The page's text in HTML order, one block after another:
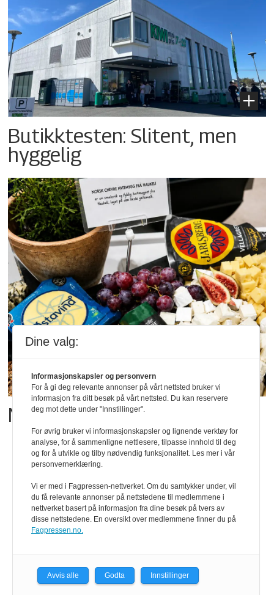
Butikktesten: Slitent, men
hyggelig
Matgledefinalistene er klare
Dine valg:
Informasjonskapsler og personvern
For å gi deg relevante annonser på vårt nettsted bruker vi
informasjon fra ditt besøk på vårt nettsted. Du kan reservere
deg mot dette under "Innstillinger".
For øvrig bruker vi informasjonskapsler og lignende verktøy for
analyse, for å sammenligne nettlesere, tilpasse innhold til deg
og for å utvikle og tilby nødvendig funksjonalitet. Les mer i vår
personvernerklæring.
Vi er med i Fagpressen-nettverket. Om du samtykker under, vil
du få relevante annonser på nettstedene til medlemmene i
nettverket basert på informasjon fra dine besøk på tvers av
disse nettstedene. En oversikt over medlemmene finner du på
Fagpressen.no.
Avvis alle Godta Innstillinger